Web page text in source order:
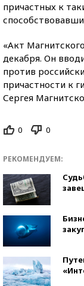
причастных к
«Акт
декабря. Он
против
причастности к
Сергея
0 0
РЕКОМЕНДУЕМ: